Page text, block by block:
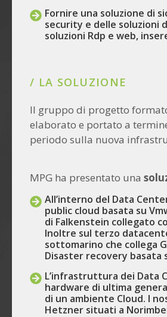
Fornire una soluzione di
security e delle soluzioni
soluzioni Rdp e web,
/ LA SOLUZIONE
Il gruppo di progetto
elaborato e portato a
periodo sulla nuova
MPG ha presentato una
All’interno del Data
public cloud basata su
di Falkenstein collegato
Inoltre sul terzo
sottomarino che collega
Disaster recovery basata
L’infrastruttura dei Data
hardware di ultima
di un ambiente Cloud. I
Hetzner situati a